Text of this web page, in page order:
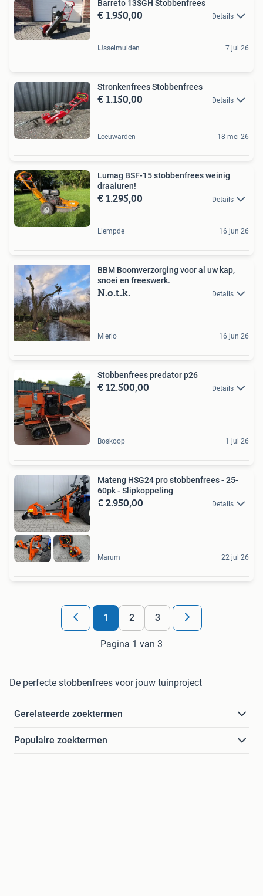
Barreto 13SGH Stobbenfrees
€ 1.950,00 Details
IJsselmuiden 7 jul 26
Stronkenfrees Stobbenfrees
€ 1.150,00 Details
Leeuwarden 18 mei 26
Lumag BSF-15 stobbenfrees weinig
draaiuren!
€ 1.295,00 Details
Liempde 16 jun 26
BBM Boomverzorging voor al uw kap,
snoei en freeswerk.
N.o.t.k. Details
Mierlo 16 jun 26
Stobbenfrees predator p26
€ 12.500,00 Details
Boskoop 1 jul 26
Mateng HSG24 pro stobbenfrees - 25-
60pk - Slipkoppeling
€ 2.950,00 Details
Marum 22 jul 26
1 2 3
Pagina 1 van 3
De perfecte stobbenfrees voor jouw tuinproject
Gerelateerde zoektermen
Populaire zoektermen